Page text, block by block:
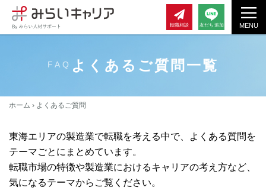
MENU
転職相談 友だち追加
FAQ よくあるご質問一覧
ホーム › よくあるご質問
東海エリアの製造業で転職を考える中で、よくある質問を
テーマごとにまとめています。
転職市場の特徴や製造業におけるキャリアの考え方など、
気になるテーマからご覧ください。